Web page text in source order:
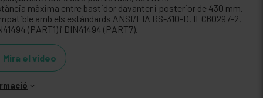
màxima entre bastidor davanter i posterior de 430 mm.
amb els estàndards ANSI/EIA RS-310-D, IEC60297-2,
(PART1) i DIN41494 (PART7).
Mira el vídeo